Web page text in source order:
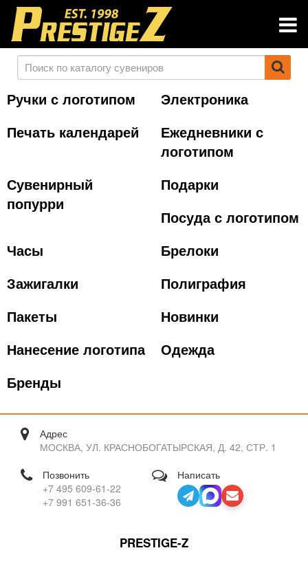
Ручки с логотипом
Электроника
Печать календарей
Ежедневники с
логотипом
Сувенирный
попурри
Подарки
Посуда с логотипом
Часы
Брелоки
Зажигалки
Полиграфия
Пакеты
Новинки
Нанесение логотипа
Одежда
Бренды
Адрес
МОСКВА, УЛ. КРАСНОБОГАТЫРСКАЯ, Д. 42, СТР. 1
Позвонить
+7 495 609-61-22
+7 991 651-36-36
Написать
PRESTIGE-Z